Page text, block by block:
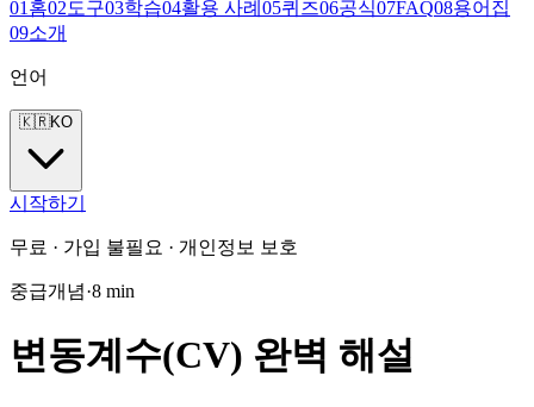
01 홈02도구03학습04활용 사례 05퀴즈06공식07FAQ08용어집
09소개
언어
🇰🇷KO
시작하기
무료 · 가입 불필요 · 개인정보 보호
중급개념·8 min
변동계수(CV) 완벽 해설